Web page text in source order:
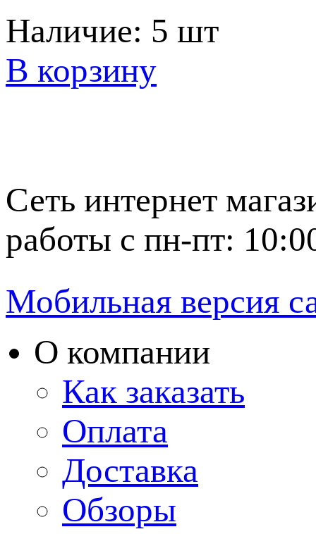
Наличие: 5 шт
В корзину
Сеть интернет
работы с пн-пт:
Мобильная версия
О компании
Как заказать
Оплата
Доставка
Обзоры